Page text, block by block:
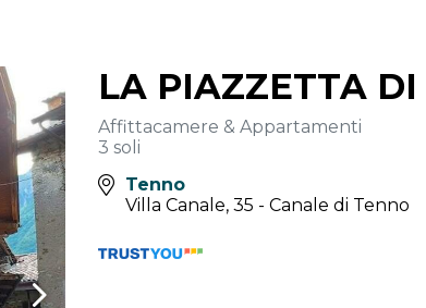
LA PIAZZETTA
Affittacamere & Appartamenti
3 soli
Tenno
Villa Canale, 35 - Canale di Tenno